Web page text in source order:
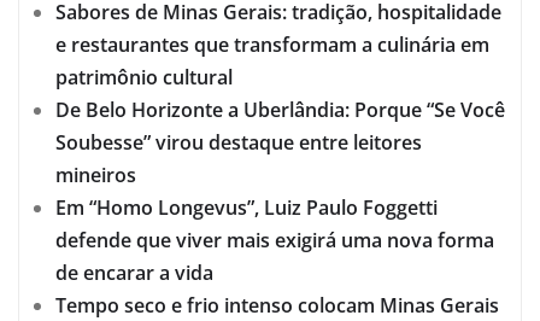
Sabores de Minas Gerais: tradição, hospitalidade
e restaurantes que transformam a culinária em
patrimônio cultural
De Belo Horizonte a Uberlândia: Porque “Se Você
Soubesse” virou destaque entre leitores
mineiros
Em “Homo Longevus”, Luiz Paulo Foggetti
defende que viver mais exigirá uma nova forma
de encarar a vida
Tempo seco e frio intenso colocam Minas Gerais